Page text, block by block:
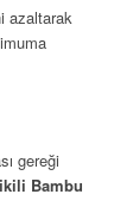
azaltarak
gereği
Bambu